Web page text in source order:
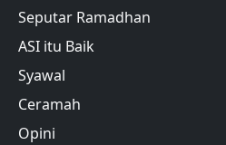
Seputar Ramadhan
ASI itu Baik
Syawal
Ceramah
Opini